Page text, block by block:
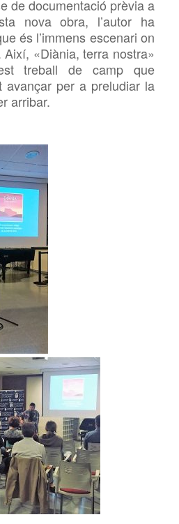
de documentació prèvia a
nova obra, l’autor ha
és l’immens escenari on
Així, «Diània, terra nostra»
treball de camp que
avançar per a preludiar la
arribar.